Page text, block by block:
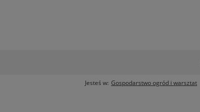
Jesteś w: Gospodarstwo ogród i warsztat